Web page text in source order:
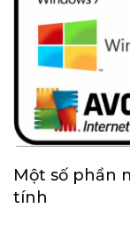
Một số phần
tính